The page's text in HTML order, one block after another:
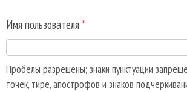
Имя пользователя *
Пробелы разрешены; знаки пунктуации
точек, тире, апострофов и знаков